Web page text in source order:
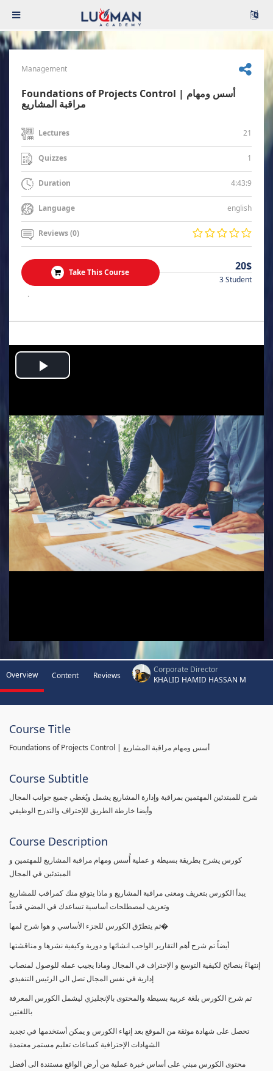
Management
Foundations of Projects Control | أسس ومهام
مراقبة المشاريع
Lectures 21
Quizzes 1
Duration 4:43:9
Language english
Reviews (0)
Take This Course 20$
3 Student
.
Play
Overview Content Reviews
Corporate Director
KHALID HAMID HASSAN M
Course Title
Foundations of Projects Control | أسس ومهام مراقبة المشاريع
Course Subtitle
شرح للمبتدئين المهتمين بمراقبة وإدارة المشاريع يشمل ويُغطي جميع جوانب المجال
وأيضا خارطة الطريق للإحتراف والتدرج الوظيفي
Course Description
كورس يشرح بطريقة بسيطة و عملية أُسس ومهام مراقبة المشاريع للمهتمين و
المبتدئين في المجال
يبدأ الكورس بتعريف ومعنى مراقبة المشاريع و ماذا يتوقع منك كمراقب للمشاريع
وتعريف لمصطلحات أساسية تساعدك في المضي قدماً
ثم يتطرّق الكورس للجزء الأساسي و هوا شرح لمها�
أيضاً تم شرح أهم التقارير الواجب انشائها و دورية وكيفية نشرها و مناقشتها
إنتهاءً بنصائح لكيفية التوسع و الإحتراف في المجال وماذا يجيب عمله للوصول لمنصاب
إدارية في نفس المجال تصل الى الرئيس التنفيذي
تم شرح الكورس بلغة عربية بسيطة والمحتوى بالإنجليزي ليشمل الكورس المعرفة
باللغتين
تحصل على شهادة موثقة من الموقع بعد إنهاء الكورس و يمكن أستخدمها في تجديد
الشهادات الإحترافية كساعات تعليم مستمر معتمدة
محتوى الكورس مبني على أساس خبرة عملية من أرض الواقع مستندة الى أفضل